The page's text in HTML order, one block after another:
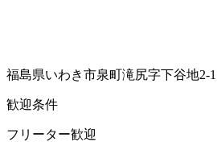
福島県いわき市泉町滝尻字下谷地2-1
歓迎条件
フリーター歓迎